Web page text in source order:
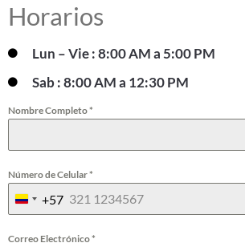
Horarios
Lun – Vie : 8:00 AM a 5:00 PM
Sab : 8:00 AM a 12:30 PM
Nombre Completo*
Número de Celular*
C
+57
Correo Electrónico*